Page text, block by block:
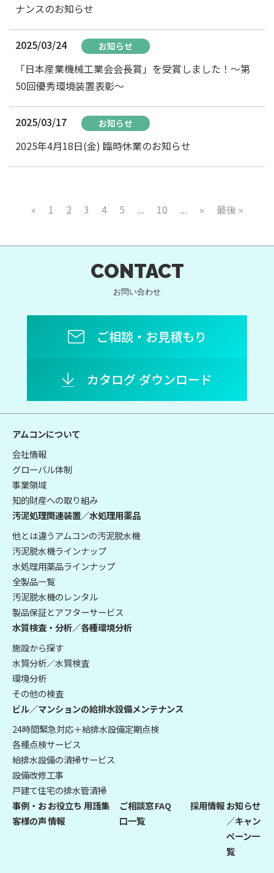
ナンスのお知らせ
2025/03/24 お知らせ
「日本産業機械工業会会長賞」を受賞しました！～第
50回優秀環境装置表彰～
2025/03/17 お知らせ
2025年4月18日(金) 臨時休業のお知らせ
« 1 2 3 4 5 ... 10 ... » 最後 »
CONTACT
お問い合わせ
ご相談・お見積もり
カタログ ダウンロード
アムコンについて
会社情報
グローバル体制
事業領域
知的財産への取り組み
汚泥処理関連装置／水処理用薬品
他とは違うアムコンの汚泥脱水機
汚泥脱水機ラインナップ
水処理用薬品ラインナップ
全製品一覧
汚泥脱水機のレンタル
製品保証とアフターサービス
水質検査・分析／各種環境分析
施設から探す
水質分析／水質検査
環境分析
その他の検査
ビル／マンションの給排水設備メンテナンス
24時間緊急対応＋給排水設備定期点検
各種点検サービス
給排水設備の清掃サービス
設備改修工事
戸建て住宅の排水管清掃
事例・お
客様の声
お役立ち
情報
用語集
ご相談窓
口一覧
FAQ 採用情報お知らせ
／キャン
ペーン一
覧